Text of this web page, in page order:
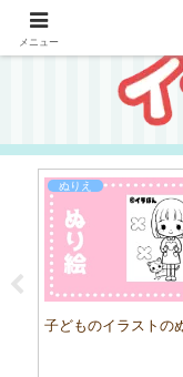
ぬりえ
子どものイラストの
メニュー